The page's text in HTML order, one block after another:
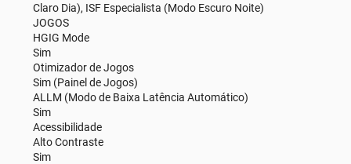
Claro Dia), ISF Especialista (Modo Escuro Noite)
JOGOS
HGIG Mode
Sim
Otimizador de Jogos
Sim (Painel de Jogos)
ALLM (Modo de Baixa Latência Automático)
Sim
Acessibilidade
Alto Contraste
Sim